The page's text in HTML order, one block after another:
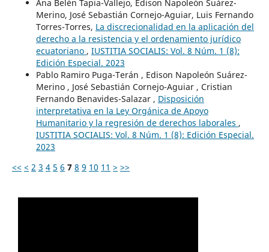
Ana Belén Tapia-Vallejo, Edison Napoleón Suárez-
Merino, José Sebastián Cornejo-Aguiar, Luis Fernando
Torres-Torres, La discrecionalidad en la aplicación del
derecho a la resistencia y el ordenamiento jurídico
ecuatoriano , IUSTITIA SOCIALIS: Vol. 8 Núm. 1 (8):
Edición Especial. 2023
Pablo Ramiro Puga-Terán , Edison Napoleón Suárez-
Merino , José Sebastián Cornejo-Aguiar , Cristian
Fernando Benavides-Salazar , Disposición
interpretativa en la Ley Orgánica de Apoyo
Humanitario y la regresión de derechos laborales ,
IUSTITIA SOCIALIS: Vol. 8 Núm. 1 (8): Edición Especial.
2023
<< < 2 3 4 5 6 7 8 9 10 11 > >>